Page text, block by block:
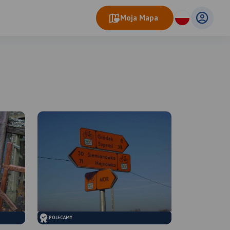
Moja Mapa
POLECAMY